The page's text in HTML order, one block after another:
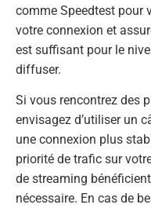
comme Speedtest pour
votre connexion et
est suffisant pour le
diffuser.
Si vous rencontrez des
envisagez d’utiliser un
une connexion plus
priorité de trafic sur
de streaming
nécessaire. En cas de